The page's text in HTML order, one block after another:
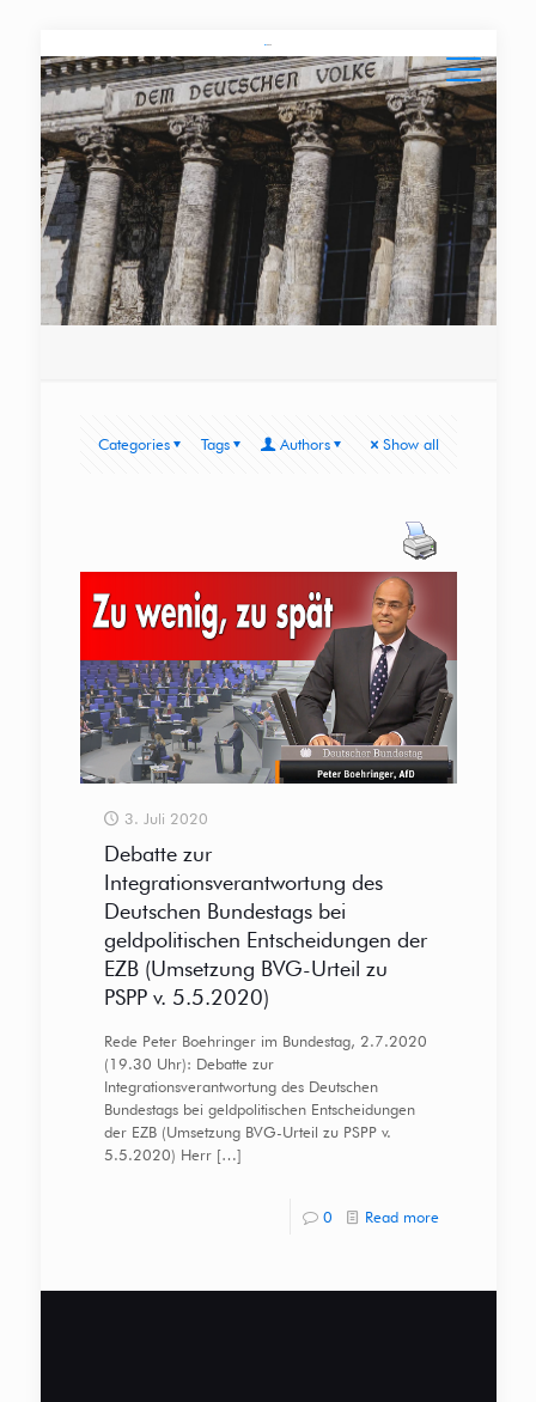
Categories Tags Authors Show all
3. Juli 2020
Debatte zur
Integrationsverantwortung des
Deutschen Bundestags bei
geldpolitischen Entscheidungen der
EZB (Umsetzung BVG-Urteil zu
PSPP v. 5.5.2020)
Rede Peter Boehringer im Bundestag, 2.7.2020
(19.30 Uhr): Debatte zur
Integrationsverantwortung des Deutschen
Bundestags bei geldpolitischen Entscheidungen
der EZB (Umsetzung BVG-Urteil zu PSPP v.
5.5.2020) Herr[…]
0 Read more